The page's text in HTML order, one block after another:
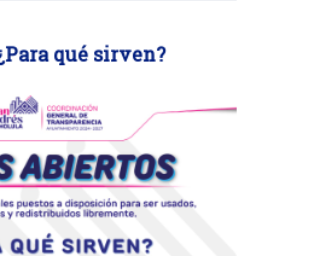
qué sirven?